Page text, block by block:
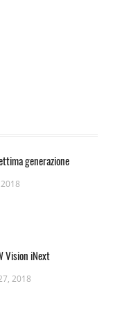
generazione
Vision iNext
2018